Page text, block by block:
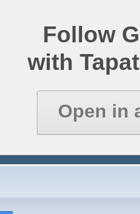
Follow
with
Open in